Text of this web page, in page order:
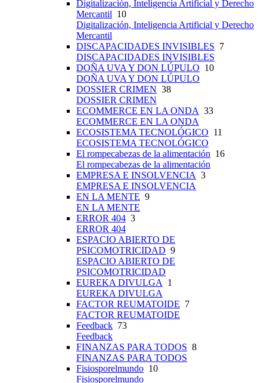
Digitalización, Inteligencia Artificial y Derecho
Mercantil 10
Digitalización, Inteligencia Artificial y Derecho
Mercantil
DISCAPACIDADES INVISIBLES 7
DISCAPACIDADES INVISIBLES
DOÑA UVA Y DON LÚPULO 10
DOÑA UVA Y DON LÚPULO
DOSSIER CRIMEN 38
DOSSIER CRIMEN
ECOMMERCE EN LA ONDA 33
ECOMMERCE EN LA ONDA
ECOSISTEMA TECNOLÓGICO 11
ECOSISTEMA TECNOLÓGICO
El rompecabezas de la alimentación 16
El rompecabezas de la alimentación
EMPRESA E INSOLVENCIA 3
EMPRESA E INSOLVENCIA
EN LA MENTE 9
EN LA MENTE
ERROR 404 3
ERROR 404
ESPACIO ABIERTO DE
PSICOMOTRICIDAD 9
ESPACIO ABIERTO DE
PSICOMOTRICIDAD
EUREKA DIVULGA
1
EUREKA DIVULGA
FACTOR REUMATOIDE 7
FACTOR REUMATOIDE
Feedback 73
Feedback
FINANZAS PARA TODOS 8
FINANZAS PARA TODOS
Fisiosporelmundo 10
Fisiosporelmundo